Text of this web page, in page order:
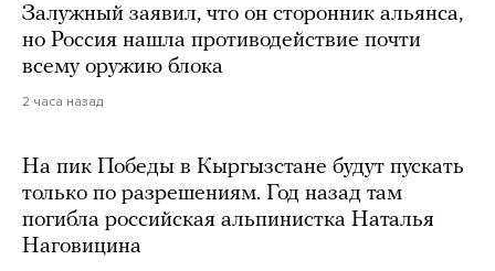
Залужный заявил, что он сторонник альянса,
но Россия нашла противодействие почти
всему оружию блока
2 часа назад
На пик Победы в Кыргызстане будут пускать
только по разрешениям. Год назад там
погибла российская альпинистка Наталья
Наговицина